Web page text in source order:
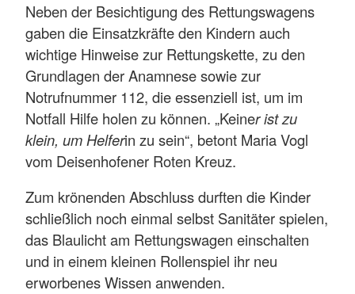
Neben der Besichtigung des Rettungswagens
gaben die Einsatzkräfte den Kindern auch
wichtige Hinweise zur Rettungskette, zu den
Grundlagen der Anamnese sowie zur
Notrufnummer 112, die essenziell ist, um im
Notfall Hilfe holen zu können. „Keiner ist zu
klein, um Helferin zu sein“, betont Maria Vogl
vom Deisenhofener Roten Kreuz.
Zum krönenden Abschluss durften die Kinder
schließlich noch einmal selbst Sanitäter spielen,
das Blaulicht am Rettungswagen einschalten
und in einem kleinen Rollenspiel ihr neu
erworbenes Wissen anwenden.